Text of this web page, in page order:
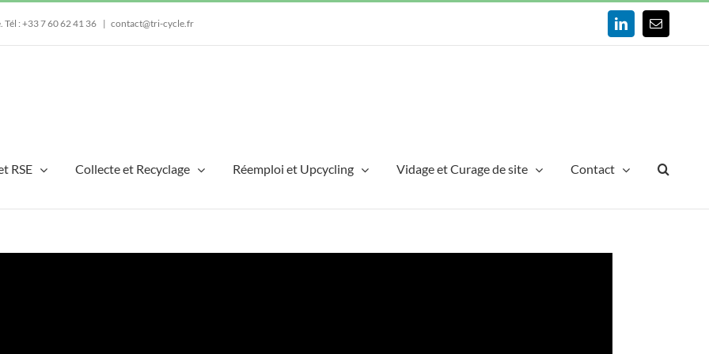
Tél : +33 7 60 62 41 36 | contact@tri-cycle.fr LinkedInEmail
RSE Collecte et Recyclage Réemploi et Upcycling Vidage et Curage de site Contact